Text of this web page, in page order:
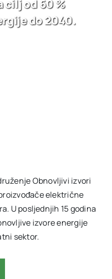
cilj od 60 %
do 2040.
Obnovljivi izvori
električne
U posljednjih 15 godina
izvore energije
sektor.